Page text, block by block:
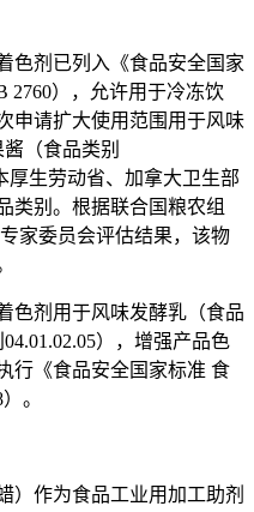
色剂已列入《食品安全国家
2760），允许用于冷冻饮
申请扩大使用范围用于风味
（食品类别
厚生劳动省、加拿大卫生部
类别。根据联合国粮农组
家委员会评估结果，该物
色剂用于风味发酵乳（食品
），增强产品色
行《食品安全国家标准 食
。
）作为食品工业用加工助剂